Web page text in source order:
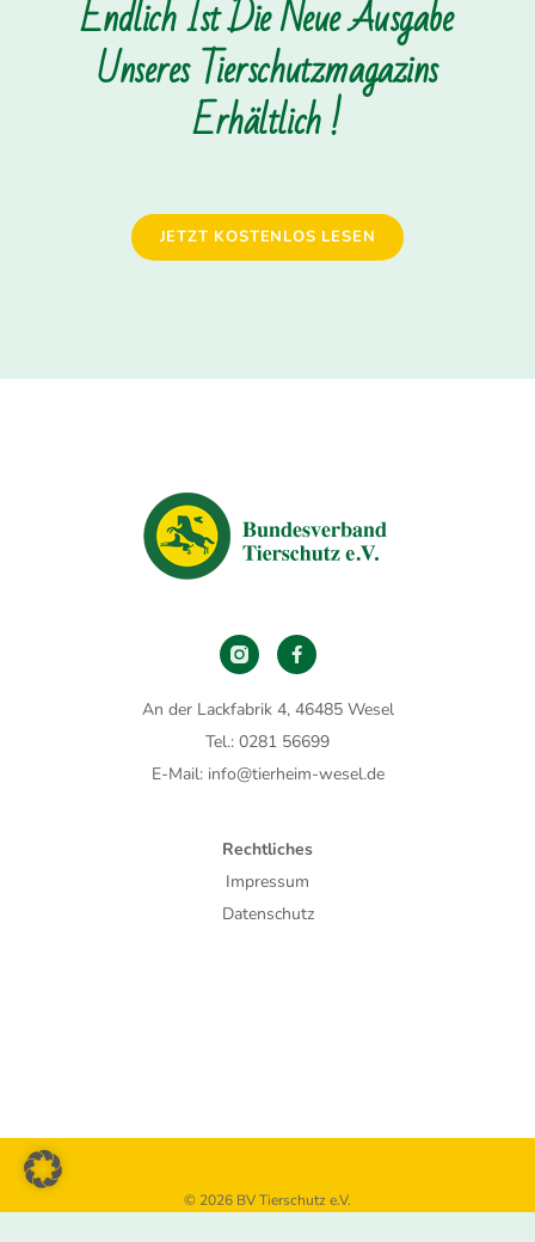
Endlich Ist Die Neue Ausgabe
Unseres Tierschutzmagazins
Erhältlich !
JETZT KOSTENLOS LESEN
An der Lackfabrik 4, 46485 Wesel
Tel.: 0281 56699
E-Mail: info@tierheim-wesel.de
Rechtliches
Impressum
Datenschutz
© 2026 BV Tierschutz e.V.